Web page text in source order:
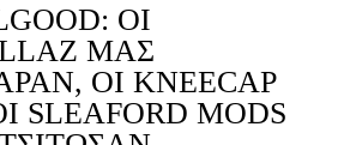
ΟΙ
ΜΆΣ
ΟΙ KNEECAP
SLEAFORD MODS